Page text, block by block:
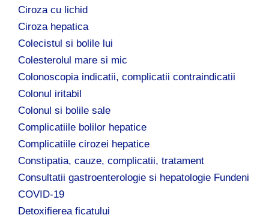
Ciroza cu lichid
Ciroza hepatica
Colecistul si bolile lui
Colesterolul mare si mic
Colonoscopia indicatii, complicatii contraindicatii
Colonul iritabil
Colonul si bolile sale
Complicatiile bolilor hepatice
Complicatiile cirozei hepatice
Constipatia, cauze, complicatii, tratament
Consultatii gastroenterologie si hepatologie Fundeni
COVID-19
Detoxifierea ficatului